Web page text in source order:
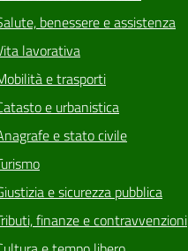
benessere e assistenza
lavorativa
e trasporti
e urbanistica
e stato civile
e sicurezza pubblica
finanze e contravvenzioni